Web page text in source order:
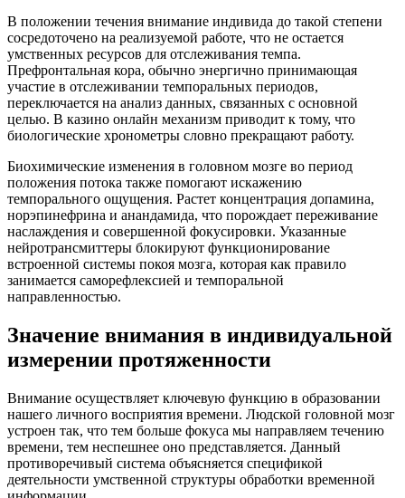
В положении течения внимание индивида до такой степени
сосредоточено на реализуемой работе, что не остается
умственных ресурсов для отслеживания темпа.
Префронтальная кора, обычно энергично принимающая
участие в отслеживании темпоральных периодов,
переключается на анализ данных, связанных с основной
целью. В казино онлайн механизм приводит к тому, что
биологические хронометры словно прекращают работу.
Биохимические изменения в головном мозге во период
положения потока также помогают искажению
темпорального ощущения. Растет концентрация допамина,
норэпинефрина и анандамида, что порождает переживание
наслаждения и совершенной фокусировки. Указанные
нейротрансмиттеры блокируют функционирование
встроенной системы покоя мозга, которая как правило
занимается саморефлексией и темпоральной
направленностью.
Значение внимания в индивидуальной
измерении протяженности
Внимание осуществляет ключевую функцию в образовании
нашего личного восприятия времени. Людской головной мозг
устроен так, что тем больше фокуса мы направляем течению
времени, тем неспешнее оно представляется. Данный
противоречивый система объясняется спецификой
деятельности умственной структуры обработки временной